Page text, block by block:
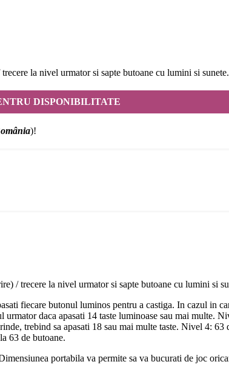
la nivel urmator si sapte butoane cu lumini si sunete.
DISPONIBILITATE
)!
/ trecere la nivel urmator si sapte butoane cu lumini si
fiecare butonul luminos pentru a castiga. In cazul in
daca apasati 14 taste luminoase sau mai multe.
trebind sa apasati 18 sau mai multe taste. Nivel 4: 63
63 de butoane.
portabila va permite sa va bucurati de joc